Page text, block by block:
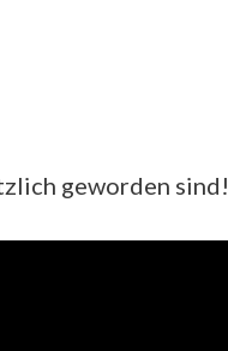
geworden sind!